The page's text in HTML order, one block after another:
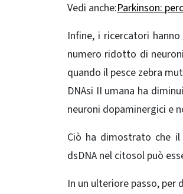
Vedi anche:Parkinson:
Infine, i ricercatori
numero ridotto di
quando il pesce zebra
DNAsi II umana ha
neuroni dopaminergici e
Ciò ha dimostrato che
dsDNA nel citosol può
In un ulteriore passo,